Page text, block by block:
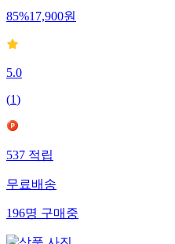
85%17,900원
5.0
(1)
537적립
무료배송
196명구매중